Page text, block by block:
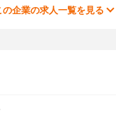
の企業の求人一覧を見る